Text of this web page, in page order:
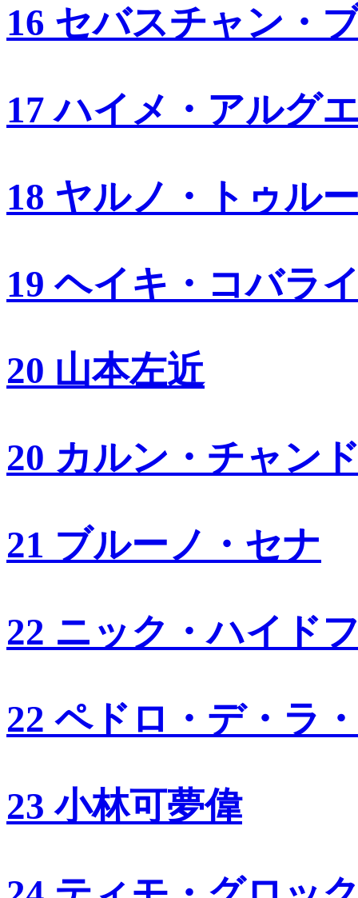
16 セバスチャン・
17 ハイメ・アルグ
18 ヤルノ・トゥル
19 ヘイキ・コバラ
20 山本左近
20 カルン・チャン
21 ブルーノ・セナ
22 ニック・ハイド
22 ペドロ・デ・ラ
23 小林可夢偉